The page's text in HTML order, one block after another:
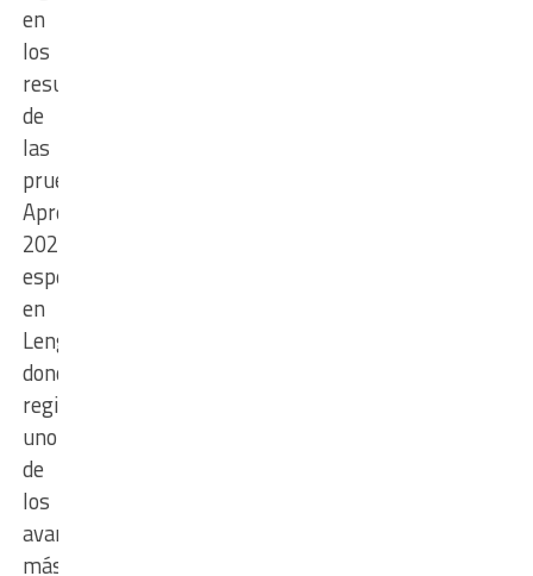
en
los
resultados
de
las
pruebas
Aprender
2025,
especialmente
en
Lengua,
donde
registró
uno
de
los
avances
más